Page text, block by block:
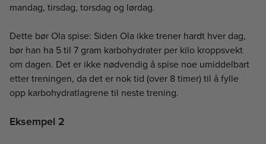
mandag, tirsdag, torsdag og lørdag.
Dette bør Ola spise: Siden Ola ikke trener hardt hver dag,
bør han ha 5 til 7 gram karbohydrater per kilo kroppsvekt
om dagen. Det er ikke nødvendig å spise noe umiddelbart
etter treningen, da det er nok tid (over 8 timer) til å fylle
opp karbohydratlagrene til neste trening.
Eksempel 2